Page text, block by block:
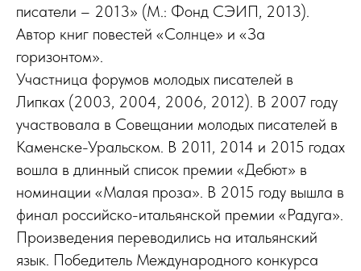
писатели – 2013» (M.: Фонд СЭИП, 2013).
Автор книг повестей «Солнце» и «За
горизонтом».
Участница форумов молодых писателей в
Липках (2003, 2004, 2006, 2012). В 2007 году
участвовала в Совещании молодых писателей в
Каменске-Уральском. В 2011, 2014 и 2015 годах
вошла в длинный список премии «Дебют» в
номинации «Малая проза». В 2015 году вышла в
финал российско-итальянской премии «Радуга».
Произведения переводились на итальянский
язык. Победитель Международного конкурса